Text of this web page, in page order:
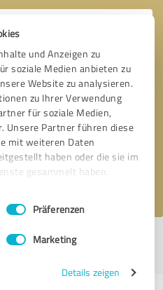
und Anzeigen zu
soziale Medien anbieten zu
Website zu analysieren.
zu Ihrer Verwendung
für soziale Medien,
Unsere Partner führen diese
mit weiteren Daten
haben oder die sie im
gesammelt haben.
Präferenzen
Marketing
Details zeigen
* Erforderliche Angaben
senden
zu.
Aktualisierung: 06.06.2023